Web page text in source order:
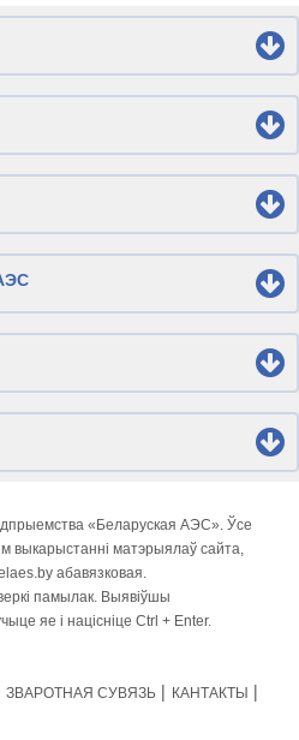
«Беларуская АЭС». Ўсе
матэрыялаў сайта,
абавязковая.
памылак. Выявіўшы
яе і націсніце Ctrl + Enter.
ЗВАРОТНАЯ СУВЯЗЬ
КАНТАКТЫ